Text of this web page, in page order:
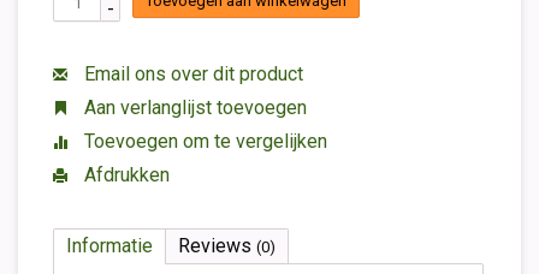
-
Email ons over dit product
Aan verlanglijst toevoegen
Toevoegen om te vergelijken
Afdrukken
Informatie Reviews (0)